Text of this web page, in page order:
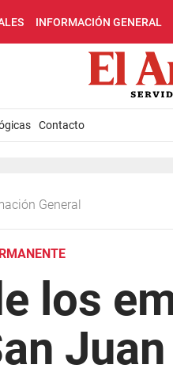
INFORMACIÓN GENERAL
Contacto
General
los